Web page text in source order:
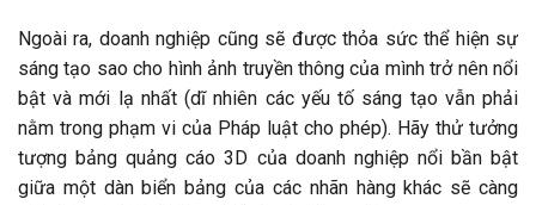
Ngoài ra, doanh nghiệp cũng sẽ được thỏa sức thể hiện sự
sáng tạo sao cho hình ảnh truyền thông của mình trở nên nổi
bật và mới lạ nhất (dĩ nhiên các yếu tố sáng tạo vẫn phải
nằm trong phạm vi của Pháp luật cho phép). Hãy thử tưởng
tượng bảng quảng cáo 3D của doanh nghiệp nổi bần bật
giữa một dàn biển bảng của các nhãn hàng khác sẽ càng